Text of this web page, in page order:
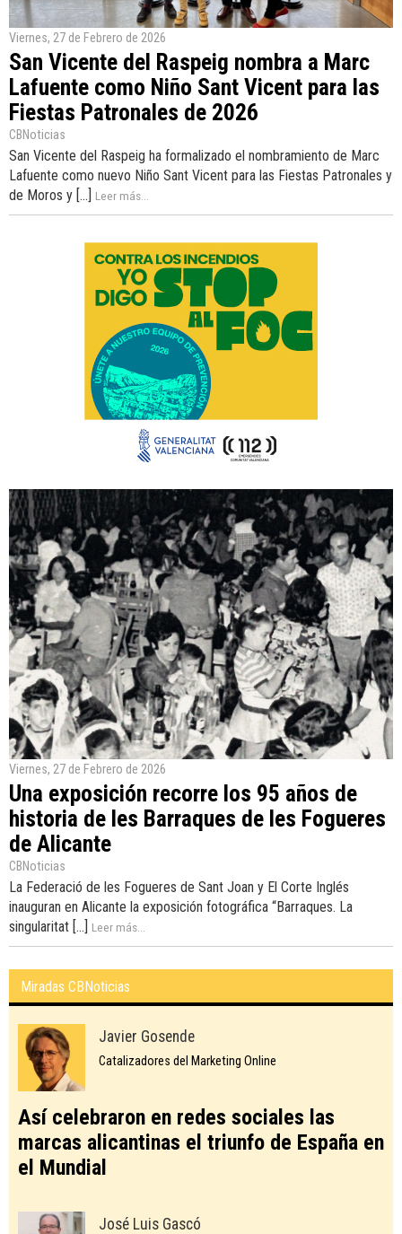
Viernes, 27 de Febrero de 2026
San Vicente del Raspeig nombra a Marc
Lafuente como Niño Sant Vicent para las
Fiestas Patronales de 2026
CBNoticias
San Vicente del Raspeig ha formalizado el nombramiento de Marc
Lafuente como nuevo Niño Sant Vicent para las Fiestas Patronales y
de Moros y [...] Leer más...
Viernes, 27 de Febrero de 2026
Una exposición recorre los 95 años de
historia de les Barraques de les Fogueres
de Alicante
CBNoticias
La Federació de les Fogueres de Sant Joan y El Corte Inglés
inauguran en Alicante la exposición fotográfica “Barraques. La
singularitat [...] Leer más...
Miradas CBNoticias
Javier Gosende
Catalizadores del Marketing Online
Así celebraron en redes sociales las
marcas alicantinas el triunfo de España en
el Mundial
José Luis Gascó